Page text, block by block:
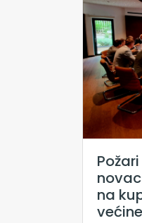
na
većine